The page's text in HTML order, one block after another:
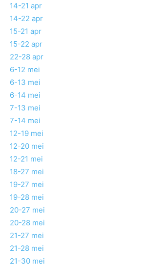
14-21 apr
14-22 apr
15-21 apr
15-22 apr
22-28 apr
6-12 mei
6-13 mei
6-14 mei
7-13 mei
7-14 mei
12-19 mei
12-20 mei
12-21 mei
18-27 mei
19-27 mei
19-28 mei
20-27 mei
20-28 mei
21-27 mei
21-28 mei
21-30 mei